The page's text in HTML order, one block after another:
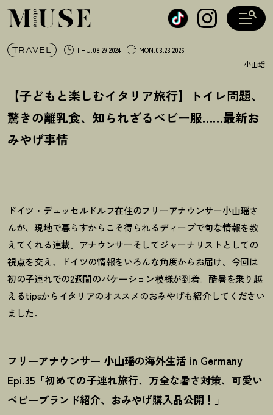
オトナミューズ ウェブ
TRAVEL THU.08.29 2024 MON.03.23 2026
小山瑶
【子どもと楽しむイタリア旅行】トイレ問題、
驚きの離乳食、知られざるベビー服……最新お
みやげ事情
ドイツ・デュッセルドルフ在住のフリーアナウンサー小山瑶さ
んが、現地で暮らすからこそ得られるディープで旬な情報を教
えてくれる連載。アナウンサーそしてジャーナリストとしての
視点を交え、ドイツの情報をいろんな角度からお届け。今回は
初の子連れでの2週間のバケーション模様が到着。酷暑を乗り越
えるtipsからイタリアのオススメのおみやげも紹介してください
ました。
フリーアナウンサー 小山瑶の海外生活 in Germany
Epi.35「初めての子連れ旅行、万全な暑さ対策、可愛い
ベビーブランド紹介、おみやげ購入品公開 ！ 」